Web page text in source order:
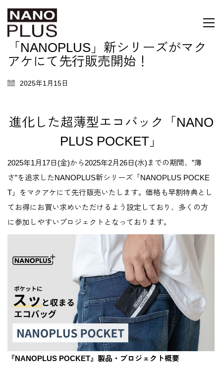
「NANOPLUS」新シリーズがマク
アケにて先行販売開始！
2025年1月15日
進化した超薄型エコバック「NANO
PLUS POCKET」
2025年1月17日(金)から2025年2月26日(水)までの期間、”薄
さ”を追求したNANOPLUS新シリーズ「NANOPLUS POCKE
T」をマクアケにて先行販売いたします。価格も早割特典とし
てお得にお買い求めいただけるよう設定しており、多くの方
に参加しやすいプロジェクトとなっております。
『NANOPLUS POCKET』製品・プロジェクト概要